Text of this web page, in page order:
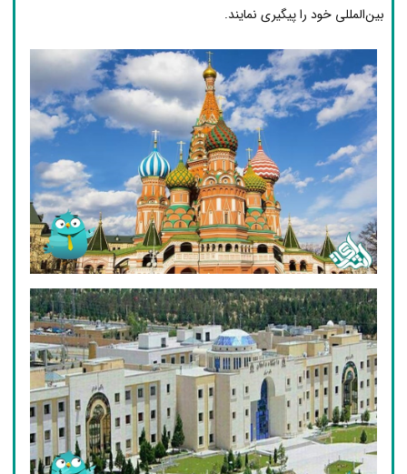
بین‌المللی خود را پیگیری نمایند.